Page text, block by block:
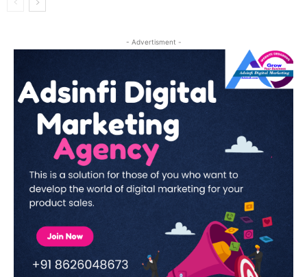
- Advertisment -